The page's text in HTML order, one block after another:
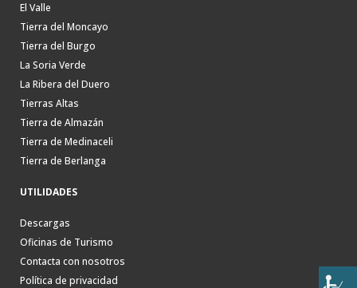
El Valle
Tierra del Moncayo
Tierra del Burgo
La Soria Verde
La Ribera del Duero
Tierras Altas
Tierra de Almazán
Tierra de Medinaceli
Tierra de Berlanga
UTILIDADES
Descargas
Oficinas de Turismo
Contacta con nosotros
Política de privacidad